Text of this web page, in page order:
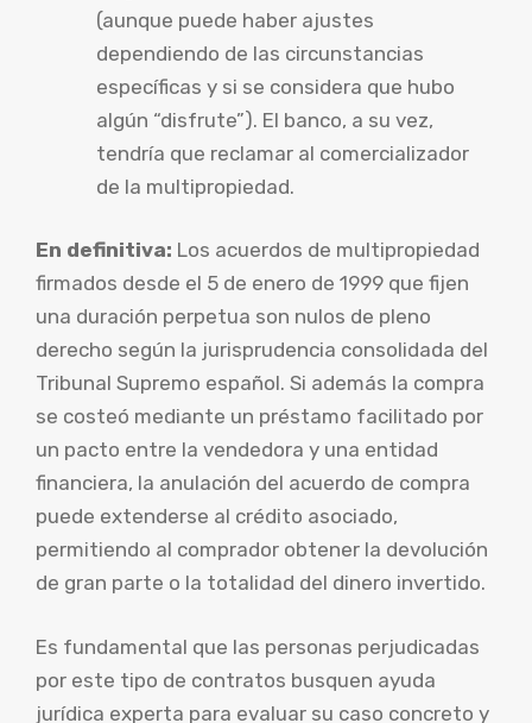
(aunque puede haber ajustes
dependiendo de las circunstancias
específicas y si se considera que hubo
algún “disfrute”). El banco, a su vez,
tendría que reclamar al comercializador
de la multipropiedad.
En definitiva: Los acuerdos de multipropiedad
firmados desde el 5 de enero de 1999 que fijen
una duración perpetua son nulos de pleno
derecho según la jurisprudencia consolidada del
Tribunal Supremo español. Si además la compra
se costeó mediante un préstamo facilitado por
un pacto entre la vendedora y una entidad
financiera, la anulación del acuerdo de compra
puede extenderse al crédito asociado,
permitiendo al comprador obtener la devolución
de gran parte o la totalidad del dinero invertido.
Es fundamental que las personas perjudicadas
por este tipo de contratos busquen ayuda
jurídica experta para evaluar su caso concreto y